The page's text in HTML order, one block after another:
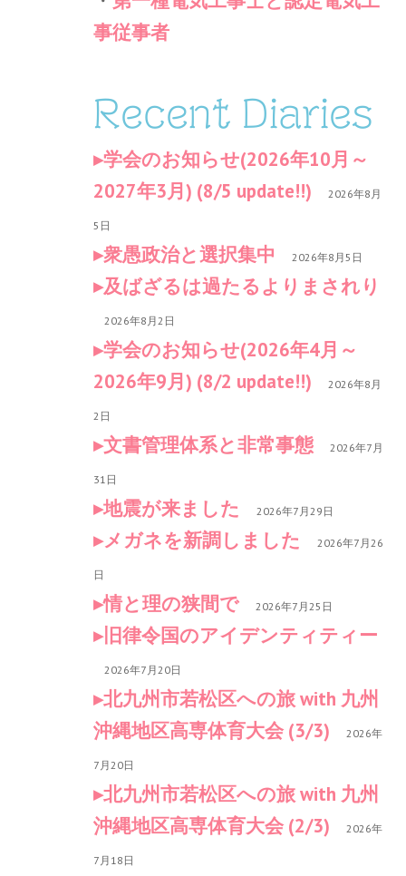
事従事者
Recent Diaries
学会のお知らせ(2026年10月～
2027年3月) (8/5 update!!)
2026年8月
5日
衆愚政治と選択集中 2026年8月5日
及ばざるは過たるよりまされり
2026年8月2日
学会のお知らせ(2026年4月～
2026年9月) (8/2 update!!)
2026年8月
2日
文書管理体系と非常事態 2026年7月
31日
地震が来ました 2026年7月29日
メガネを新調しました 2026年7月26
日
情と理の狭間で 2026年7月25日
旧律令国のアイデンティティー
2026年7月20日
北九州市若松区への旅 with 九州
沖縄地区高専体育大会 (3/3)
2026年
7月20日
北九州市若松区への旅 with 九州
沖縄地区高専体育大会 (2/3)
2026年
7月18日